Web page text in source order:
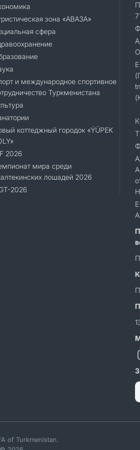
зона «АВАЗА»
сфера
и международное спортивное
Туркменистана
коттеджный городок «ÝÜPEK
2026
мира среди
лошадей 2026
2026
of Turkmenistan.